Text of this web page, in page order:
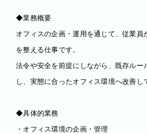
◆業務概要
オフィスの企画・運用を通じて、従業員
を整える仕事です。
法令や安全を前提にしながら、既存ルー
し、実態に合ったオフィス環境へ改善し
◆具体的業務
・オフィス環境の企画・管理